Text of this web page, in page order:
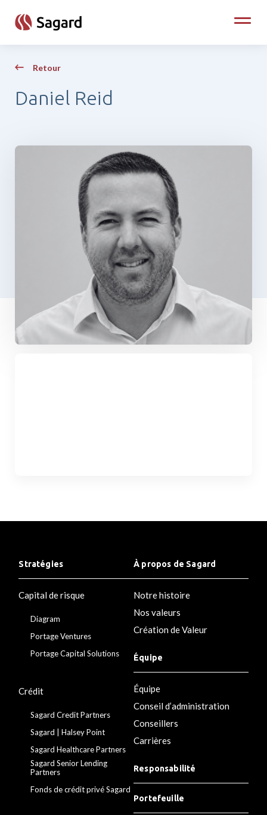
Toggle
Retour
Daniel Reid
Stratégies
Capital de risque
Diagram
Portage Ventures
Portage Capital Solutions
Crédit
Sagard Credit Partners
Sagard | Halsey Point
Sagard Healthcare Partners
Sagard Senior Lending
Partners
Fonds de crédit privé Sagard
À propos de Sagard
Notre histoire
Nos valeurs
Création de Valeur
Équipe
Équipe
Conseil d’administration
Conseillers
Carrières
Responsabilité
Portefeuille